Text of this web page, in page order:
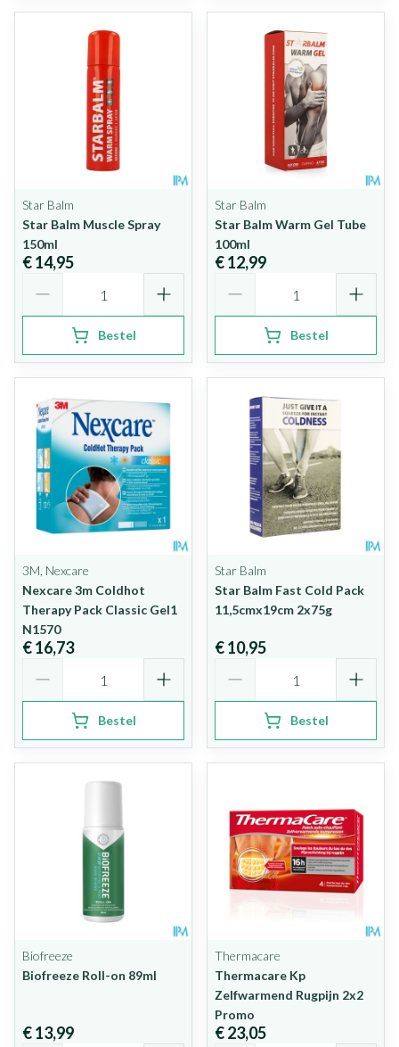
Star Balm
Star Balm Muscle Spray
150ml
€ 14,95
Bestel
Star Balm
Star Balm Warm Gel Tube
100ml
€ 12,99
Bestel
3M, Nexcare
Nexcare 3m Coldhot
Therapy Pack Classic Gel1
N1570
€ 16,73
Bestel
Star Balm
Star Balm Fast Cold Pack
11,5cmx19cm 2x75g
€ 10,95
Bestel
Biofreeze
Biofreeze Roll-on 89ml
€ 13,99
Thermacare
Thermacare Kp
Zelfwarmend Rugpijn 2x2
Promo
€ 23,05